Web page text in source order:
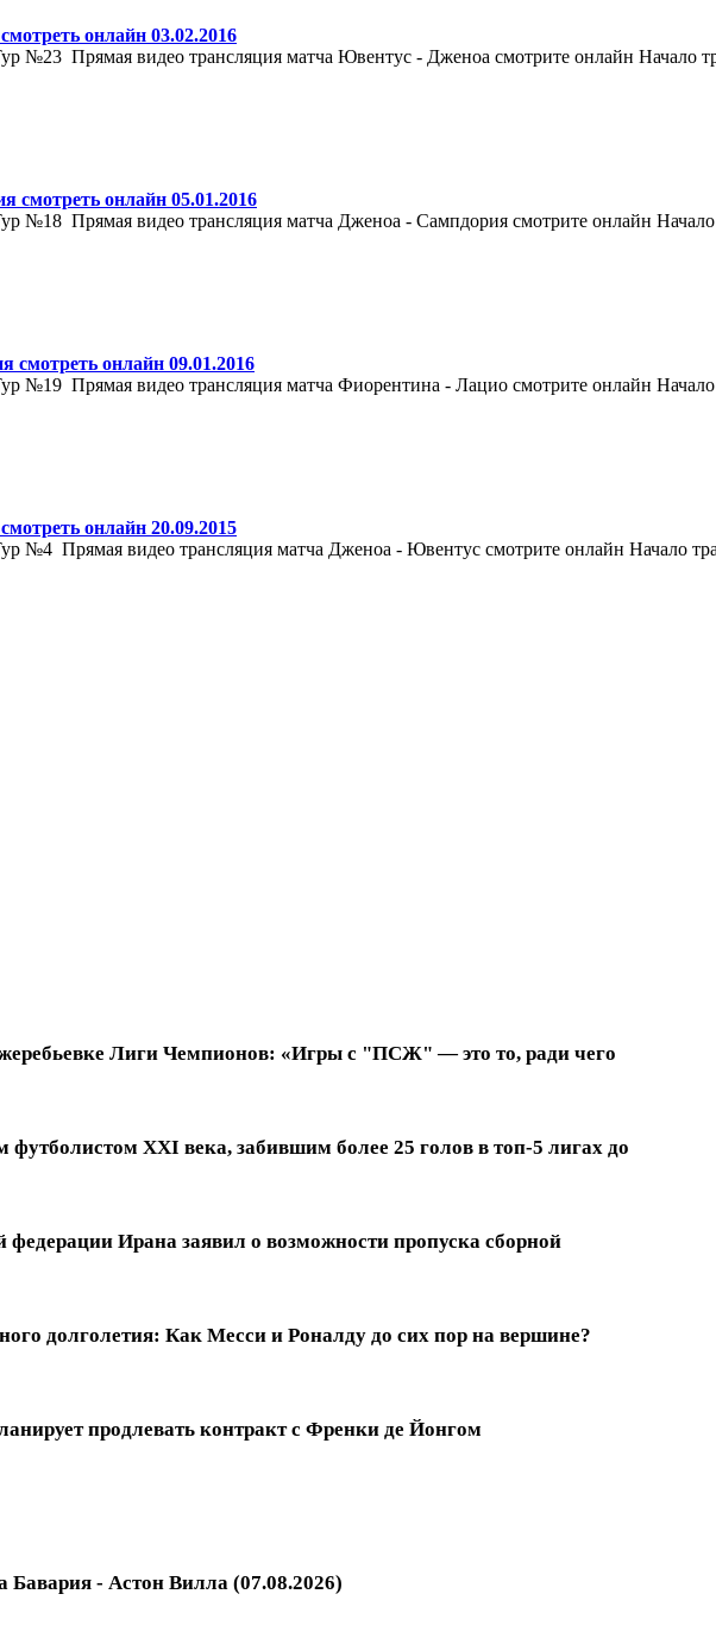
онлайн 03.02.2016
№23 Прямая видео трансляция матча Ювентус - Дженоа смотрите онлайн Начало
смотреть онлайн 05.01.2016
№18 Прямая видео трансляция матча Дженоа - Сампдория смотрите онлайн
онлайн 09.01.2016
№19 Прямая видео трансляция матча Фиорентина - Лацио смотрите онлайн
онлайн 20.09.2015
№4 Прямая видео трансляция матча Дженоа - Ювентус смотрите онлайн Начало
Лиги Чемпионов: «Игры с "ПСЖ" — это то, ради чего
XXI века, забившим более 25 голов в топ-5 лигах до
федерации Ирана заявил о возможности пропуска сборной
долголетия: Как Месси и Роналду до сих пор на вершине?
продлевать контракт с Френки де Йонгом
Бавария - Астон Вилла (07.08.2026)